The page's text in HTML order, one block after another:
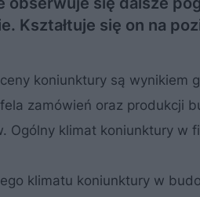
Kształtuje się on na
koniunktury są wynikiem
zamówień oraz produkcji
Ogólny klimat koniunktury w
klimatu koniunktury w